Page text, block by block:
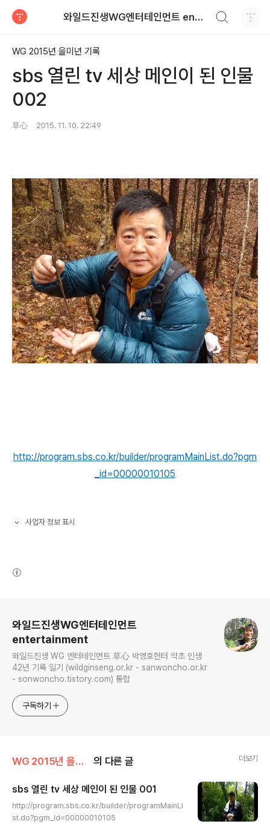
와일드진생WG엔터테인먼트 entertainment
WG 2015년 을미년 기록
sbs 열린 tv 세상 메인이 된 인물
002
草心 2015. 11. 10. 22:49
http://program.sbs.co.kr/builder/programMainList.do?pgm
_id=00000010105
사업자 정보 표시
와일드진생WG엔터테인먼트
entertainment
와일드진생 WG 엔터테인먼트 草心 박영호헌터 약초 인생
42년 기록 일기 (wildginseng.or.kr - sanwoncho.or.kr
- sonwoncho.tistory.com) 통합
구독하기
WG 2015년 을미년 기록 의 다른 글 더보기
sbs 열린 tv 세상 메인이 된 인물 001
http://program.sbs.co.kr/builder/programMainLi
st.do?pgm_id=00000010105